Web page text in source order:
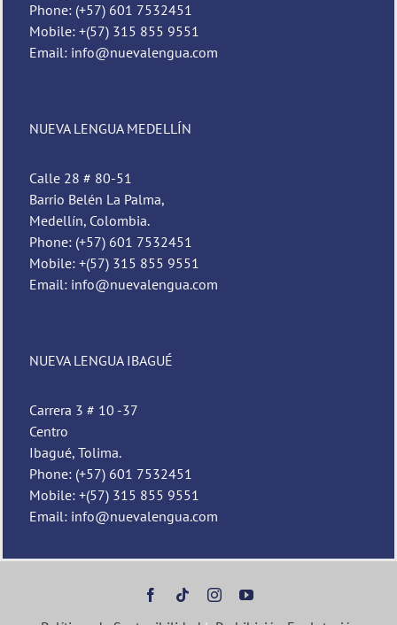
Phone: (+57) 601 7532451
Mobile: +(57) 315 855 9551
Email: info@nuevalengua.com
NUEVA LENGUA MEDELLÍN
Calle 28 # 80-51
Barrio Belén La Palma,
Medellín, Colombia.
Phone: (+57) 601 7532451
Mobile: +(57) 315 855 9551
Email: info@nuevalengua.com
NUEVA LENGUA IBAGUÉ
Carrera 3 # 10 -37
Centro
Ibagué, Tolima.
Phone: (+57) 601 7532451
Mobile: +(57) 315 855 9551
Email: info@nuevalengua.com